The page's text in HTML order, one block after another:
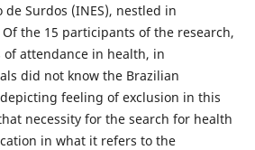
de Surdos (INES), nestled in
Of the 15 participants of the research,
attendance in health, in
did not know the Brazilian
feeling of exclusion in this
necessity for the search for health
in what it refers to the